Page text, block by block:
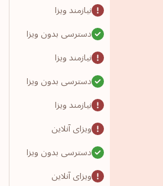
نیازمند ویزا
دسترسی بدون ویزا
نیازمند ویزا
دسترسی بدون ویزا
نیازمند ویزا
ویزای آنلاین
دسترسی بدون ویزا
ویزای آنلاین